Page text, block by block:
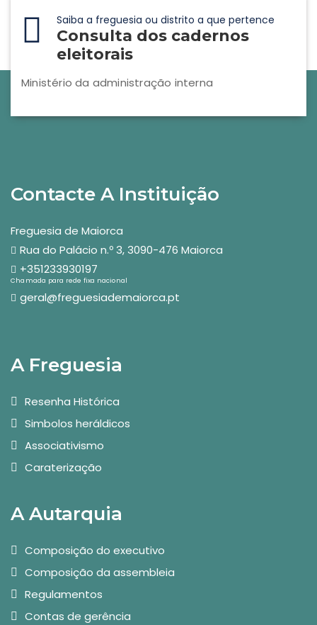
Saiba a freguesia ou distrito a que pertence
Consulta dos cadernos
eleitorais
Ministério da administração interna
Contacte A Instituição
Freguesia de Maiorca
Rua do Palácio n.º 3, 3090-476 Maiorca
+351233930197
Chamada para rede fixa nacional
geral@freguesiademaiorca.pt
A Freguesia
Resenha Histórica
Simbolos heráldicos
Associativismo
Caraterização
A Autarquia
Composição do executivo
Composição da assembleia
Regulamentos
Contas de gerência